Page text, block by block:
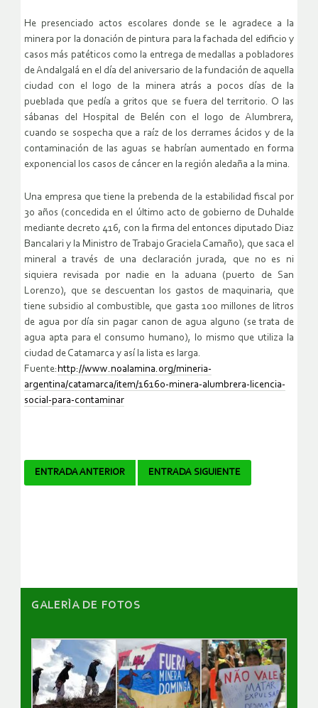
He presenciado actos escolares donde se le agradece a la
minera por la donación de pintura para la fachada del edificio y
casos más patéticos como la entrega de medallas a pobladores
de Andalgalá en el día del aniversario de la fundación de aquella
ciudad con el logo de la minera atrás a pocos días de la
pueblada que pedía a gritos que se fuera del territorio. O las
sábanas del Hospital de Belén con el logo de Alumbrera,
cuando se sospecha que a raíz de los derrames ácidos y de la
contaminación de las aguas se habrían aumentado en forma
exponencial los casos de cáncer en la región aledaña a la mina.
Una empresa que tiene la prebenda de la estabilidad fiscal por
30 años (concedida en el último acto de gobierno de Duhalde
mediante decreto 416, con la firma del entonces diputado Diaz
Bancalari y la Ministro de Trabajo Graciela Camaño), que saca el
mineral a través de una declaración jurada, que no es ni
siquiera revisada por nadie en la aduana (puerto de San
Lorenzo), que se descuentan los gastos de maquinaria, que
tiene subsidio al combustible, que gasta 100 millones de litros
de agua por día sin pagar canon de agua alguno (se trata de
agua apta para el consumo humano), lo mismo que utiliza la
ciudad de Catamarca y así la lista es larga.
Fuente: http://www.noalamina.org/mineria-
argentina/catamarca/item/16160-minera-alumbrera-licencia-
social-para-contaminar
Navegador
ENTRADA ANTERIOR ENTRADA SIGUIENTE
GALERÌA DE FOTOS